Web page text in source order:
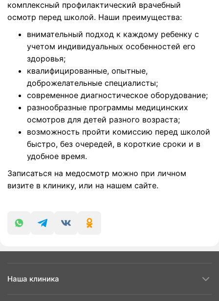
комплексный профилактический врачебный
осмотр перед школой. Наши преимущества:
внимательный подход к каждому ребенку с
учетом индивидуальных особенностей его
здоровья;
квалифицированные, опытные,
доброжелательные специалисты;
современное диагностическое оборудование;
разнообразные программы медицинских
осмотров для детей разного возраста;
возможность пройти комиссию перед школой
быстро, без очередей, в короткие сроки и в
удобное время.
Записаться на медосмотр можно при личном
визите в клинику, или на нашем сайте.
Наша клиника